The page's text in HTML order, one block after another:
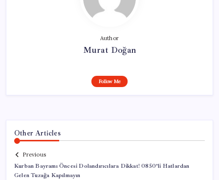
Author
Murat Doğan
Follow Me
Other Articles
Previous
Kurban Bayramı Öncesi Dolandırıcılara Dikkat! 0850’li Hatlardan
Gelen Tuzağa Kapılmayın